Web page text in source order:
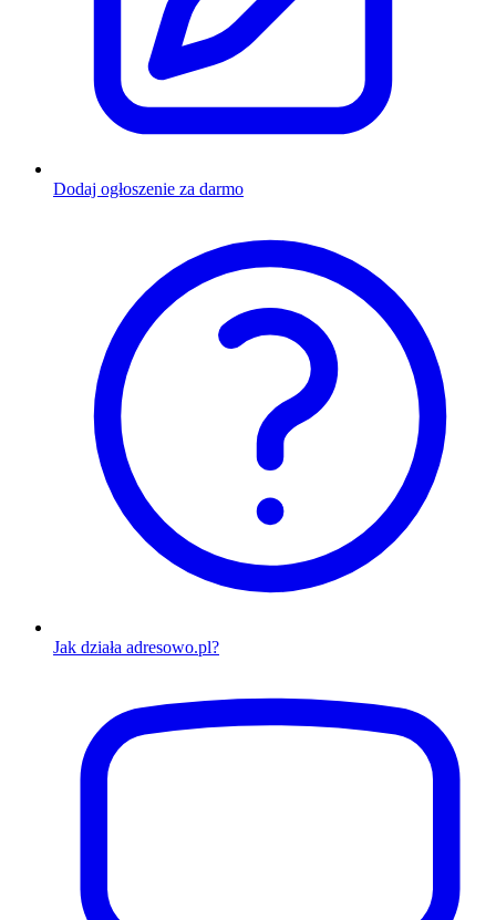
Dodaj ogłoszenie za darmo
Jak działa adresowo.pl?